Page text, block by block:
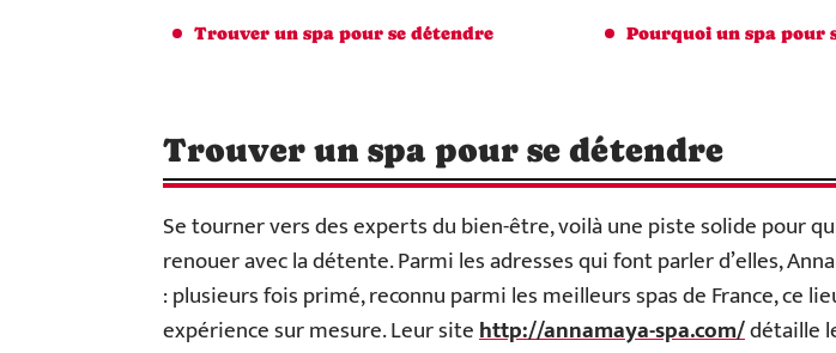
Trouver un spa pour se détendre Pourquoi un spa pour
Trouver un spa pour se détendre
Se tourner vers des experts du bien-être, voilà une piste solide pour
renouer avec la détente. Parmi les adresses qui font parler d’elles,
: plusieurs fois primé, reconnu parmi les meilleurs spas de France, ce
expérience sur mesure. Leur sitehttp://annamaya-spa.com/détaille